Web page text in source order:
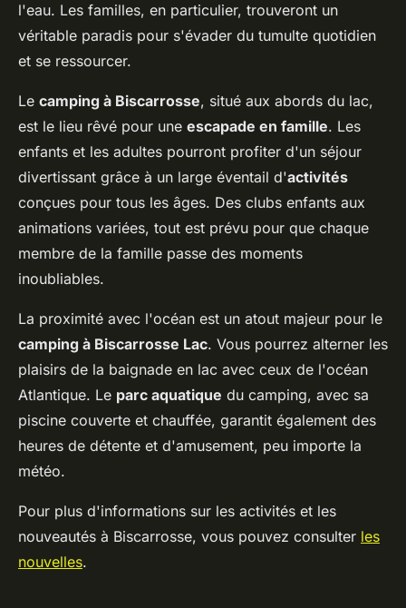
l'eau. Les familles, en particulier, trouveront un
véritable paradis pour s'évader du tumulte quotidien
et se ressourcer.
Le camping à Biscarrosse, situé aux abords du lac,
est le lieu rêvé pour une escapade en famille. Les
enfants et les adultes pourront profiter d'un séjour
divertissant grâce à un large éventail d'activités
conçues pour tous les âges. Des clubs enfants aux
animations variées, tout est prévu pour que chaque
membre de la famille passe des moments
inoubliables.
La proximité avec l'océan est un atout majeur pour le
camping à Biscarrosse Lac. Vous pourrez alterner les
plaisirs de la baignade en lac avec ceux de l'océan
Atlantique. Le parc aquatique du camping, avec sa
piscine couverte et chauffée, garantit également des
heures de détente et d'amusement, peu importe la
météo.
Pour plus d'informations sur les activités et les
nouveautés à Biscarrosse, vous pouvez consulter les
nouvelles.